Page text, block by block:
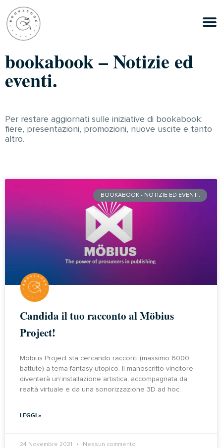
bookabook – Notizie ed
eventi.
Per restare aggiornati sulle iniziative di bookabook:
fiere, presentazioni, promozioni, nuove uscite e tanto
altro.
BOOKABOOK - NOTIZIE ED EVENTI.
Candida il tuo racconto al Möbius
Project!
Möbius Project sta cercando racconti (massimo 6000
battute) a tema fantasy-utopico. Il manoscritto vincitore
diventerà un’installazione artistica, accompagnata da
realtà virtuale e da una sonorizzazione 3D ad hoc.
LEGGI »
24 Novembre 2021 Nessun commento